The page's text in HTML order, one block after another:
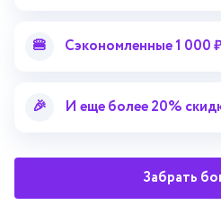
Партнерская программа
🍔 Сэкономленные 1 000
🎉 И еще более 20%
Забрать